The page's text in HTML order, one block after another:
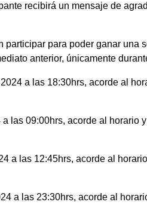
recibirá un mensaje de
participar para poder ganar una
anterior, únicamente
a las 18:30hrs, acorde al
las 09:00hrs, acorde al
a las 12:45hrs, acorde al
a las 23:30hrs, acorde al